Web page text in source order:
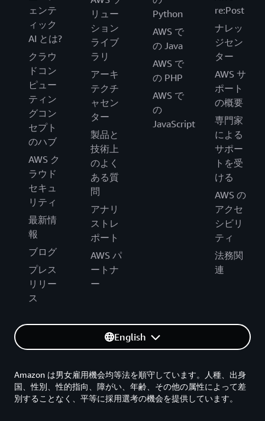
ェンテ
ィック
AI とは?
クラウ
ドコン
ピュー
ティン
グコン
セプト
のハブ
AWS ク
ラウド
セキュ
リティ
最新情
報
ブログ
プレス
リリー
ス
リュー
ション
ライブ
ラリ
アーキ
テクチ
ャセン
ター
製品と
技術上
のよく
ある質
問
アナリ
ストレ
ポート
AWS パ
ートナ
ー
Python
AWS で
の Java
AWS で
の PHP
AWS で
の
JavaScript
re:Post
ナレッ
ジセン
ター
AWS サ
ポート
の概要
専門家
による
サポー
トを受
ける
AWS の
アクセ
シビリ
ティ
法務関
連
English
Amazon は男女雇用機会均等法を順守しています。人種、出身
国、性別、性的指向、障がい、年齢、その他の属性によって差
別することなく、平等に採用選考の機会を提供しています。